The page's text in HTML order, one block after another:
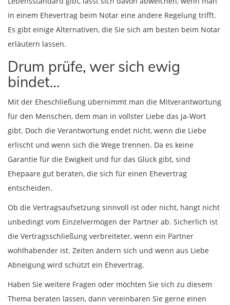
in einem Ehevertrag beim Notar eine andere Regelung trifft.
Es gibt einige Alternativen, die Sie sich am besten beim Notar
erläutern lassen.
Drum prüfe, wer sich ewig
bindet…
Mit der Eheschließung übernimmt man die Mitverantwortung
für den Menschen, dem man in vollster Liebe das Ja-Wort
gibt. Doch die Verantwortung endet nicht, wenn die Liebe
erlischt und wenn sich die Wege trennen. Da es keine
Garantie für die Ewigkeit und für das Glück gibt, sind
Ehepaare gut beraten, die sich für einen Ehevertrag
entscheiden.
Ob die Vertragsaufsetzung sinnvoll ist oder nicht, hängt nicht
unbedingt vom Einzelvermögen der Partner ab. Sicherlich ist
die Vertragsschließung verbreiteter, wenn ein Partner
wohlhabender ist. Zeiten ändern sich und wenn aus Liebe
Abneigung wird schützt ein Ehevertrag.
Haben Sie weitere Fragen oder möchten Sie sich zu diesem
Thema beraten lassen, dann vereinbaren Sie gerne einen